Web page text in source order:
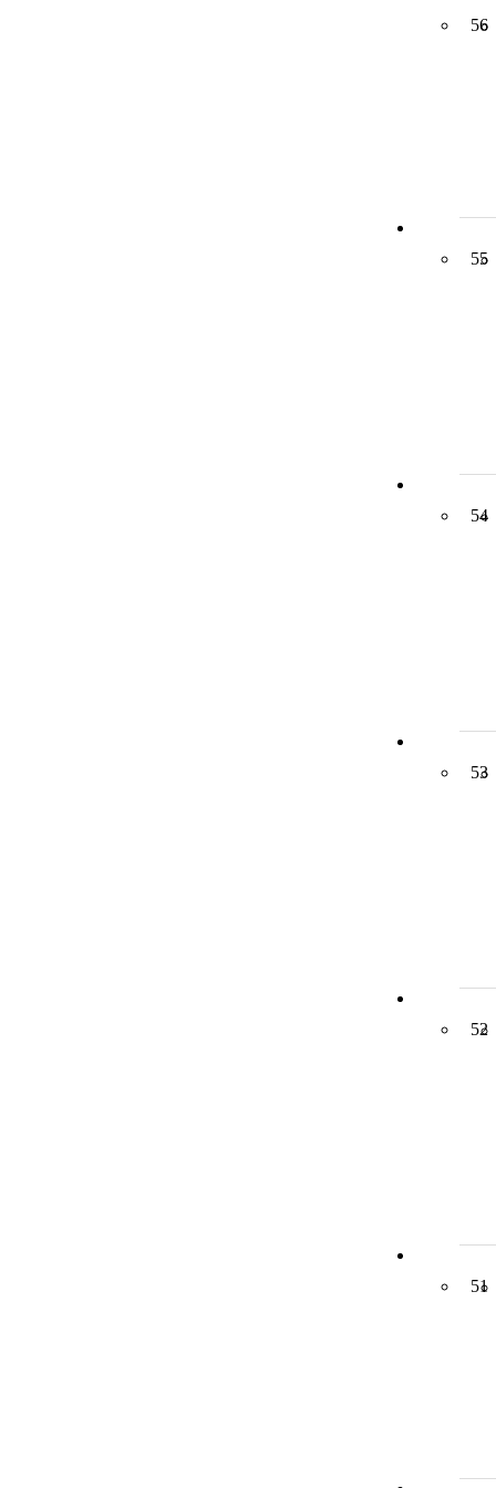
56
55
54
53
52
51